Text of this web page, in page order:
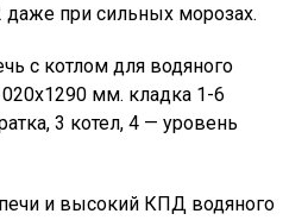
при сильных морозах.
с котлом для водяного
мм. кладка 1-6
3 котел, 4 — уровень
и высокий КПД водяного